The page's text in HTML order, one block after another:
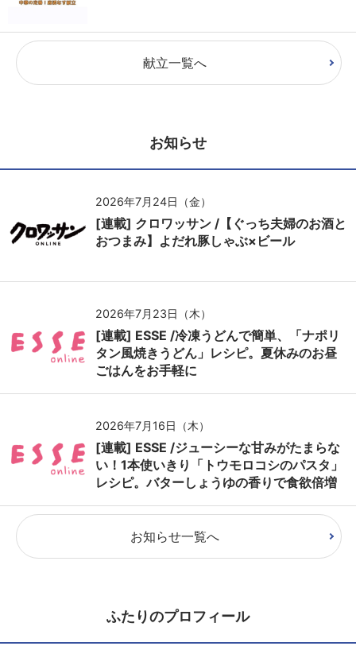
献立一覧へ
お知らせ
2026年7月24日（金）
[連載] クロワッサン /【ぐっち夫婦のお酒と
おつまみ】よだれ豚しゃぶ×ビール
2026年7月23日（木）
[連載] ESSE /冷凍うどんで簡単、「ナポリ
タン風焼きうどん」レシピ。夏休みのお昼
ごはんをお手軽に
2026年7月16日（木）
[連載] ESSE /ジューシーな甘みがたまらな
い！1本使いきり「トウモロコシのパスタ」
レシピ。バターしょうゆの香りで食欲倍増
お知らせ一覧へ
ふたりのプロフィール